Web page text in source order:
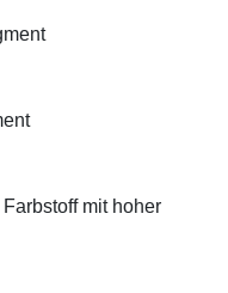
mit hoher